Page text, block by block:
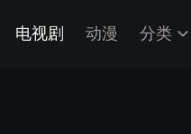
电视剧 动漫 分类